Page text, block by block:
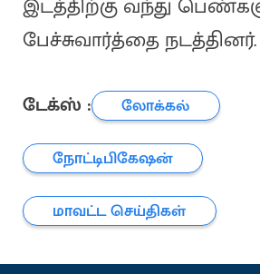
இடத்திற்கு வந்து
பேச்சுவார்த்தை நடத்தினர்.
டேக்ஸ் :
லோக்கல்
நோட்டிபிகேஷன்
மாவட்ட செய்திகள்